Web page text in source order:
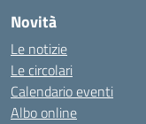
Novità
Le notizie
Le circolari
Calendario eventi
Albo online